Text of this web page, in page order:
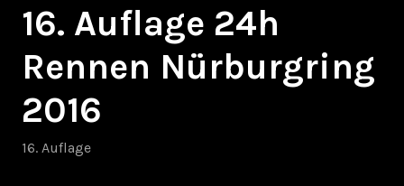
16. Auflage 24h
Rennen Nürburgring
2016
16. Auflage